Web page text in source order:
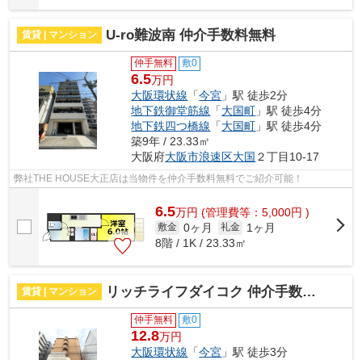
賃貸 | マンション U-ro難波南 仲介手数料無料
仲手無料 敷0
6.5万円
大阪環状線 「今宮 」駅 徒歩2分
地下鉄御堂筋線 「大国町 」駅 徒歩4分
地下鉄四つ橋線 「大国町 」駅 徒歩4分
築9年 / 23.33㎡
大阪府大阪市浪速区大国 ２丁目10-17
弊社THE HOUSE大正店は当物件を仲介手数料無料でご紹介可能！
6.5万円 (管理費等：5,000円 )
敷金 0ヶ月 礼金
1ヶ月
8階 / 1K / 23.33㎡
賃貸 | マンション リッチライフダイコク 仲介手数料無料
仲手無料 敷0
12.8万円
大阪環状線 「今宮 」駅 徒歩3分